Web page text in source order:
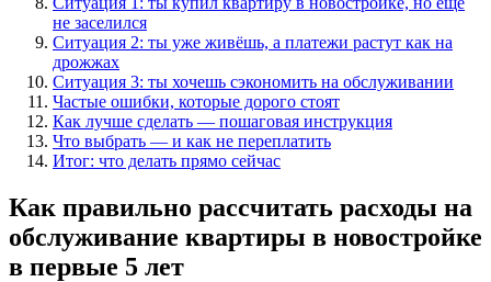
не заселился
Ситуация 2: ты уже живёшь, а платежи растут как на
дрожжах
Ситуация 3: ты хочешь сэкономить на обслуживании
Частые ошибки, которые дорого стоят
Как лучше сделать — пошаговая инструкция
Что выбрать — и как не переплатить
Итог: что делать прямо сейчас
Как правильно рассчитать расходы на
обслуживание квартиры в новостройке
в первые 5 лет